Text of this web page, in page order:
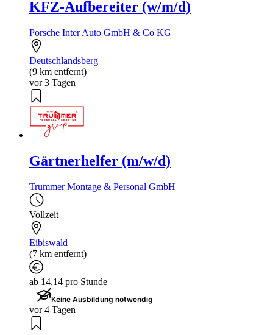
KFZ-Aufbereiter (w/m/d)
Porsche Inter Auto GmbH & Co KG
Deutschlandsberg
(9 km entfernt)
vor 3 Tagen
Gärtnerhelfer (m/w/d)
Trummer Montage & Personal GmbH
Vollzeit
Eibiswald
(7 km entfernt)
ab 14,14 pro Stunde
Keine Ausbildung notwendig
vor 4 Tagen